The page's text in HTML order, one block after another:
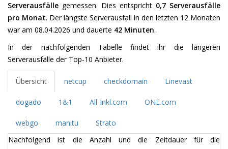
Serverausfälle gemessen. Dies entspricht 0,7 Serverausfälle
pro Monat. Der längste Serverausfall in den letzten 12 Monaten
war am 08.04.2026 und dauerte 42 Minuten.
In der nachfolgenden Tabelle findet ihr die längeren
Serverausfälle der Top-10 Anbieter.
Übersicht netcup checkdomain Linevast
dogado 1&1 All-Inkl.com ONE.com
webgo manitu
Strato
Nachfolgend ist die Anzahl und die Zeitdauer für die